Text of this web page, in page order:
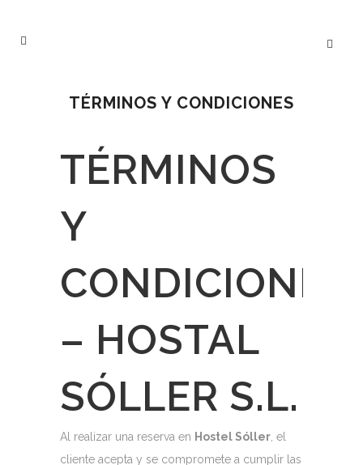
TÉRMINOS Y CONDICIONES
TÉRMINOS
Y
CONDICIONES
– HOSTAL
SÓLLER S.L.
Al realizar una reserva en Hostel Sóller , el
cliente acepta y se compromete a cumplir las